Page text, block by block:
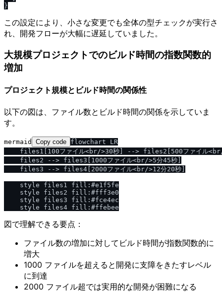
この設定により、小さな変更でも全体の型チェックが実行さ
れ、開発フローが大幅に遅延していました。
大規模プロジェクトでのビルド時間の指数関数的
増加
プロジェクト規模とビルド時間の関係性
以下の図は、ファイル数とビルド時間の関係を示していま
す。
mermaid Copy code flowchart LR
files1[100ファイル<br/>30秒] --> files2[500ファイル
    files2 --> files3[1000ファイル<br/>5分45秒]
    files3 --> files4[2000ファイル<br/>12分20秒]
    style files1 fill:#e1f5fe
    style files2 fill:#fff3e0
    style files3 fill:#fce4ec
図で理解できる要点：
ファイル数の増加に対してビルド時間が指数関数的に
増大
1000 ファイルを超えると開発に支障をきたすレベル
に到達
2000 ファイル超では実用的な開発が困難になる